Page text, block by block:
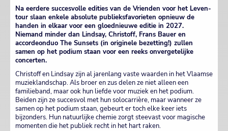
Na eerdere succesvolle edities van de Vrienden voor het Leven-
tour slaan enkele absolute publieksfavorieten opnieuw de
handen in elkaar voor een gloednieuwe editie in 2027.
Niemand minder dan Lindsay, Christoff, Frans Bauer en
accordeonduo The Sunsets (in originele bezetting!) zullen
samen op het podium staan voor een reeks onvergetelijke
concerten.
Christoff en Lindsay zijn al jarenlang vaste waarden in het Vlaamse
muzieklandschap. Als broer en zus delen ze niet alleen een
familieband, maar ook hun liefde voor muziek en het podium.
Beiden zijn ze succesvol met hun solocarrière, maar wanneer ze
samen op het podium staan, gebeurt er toch elke keer iets
bijzonders. Hun natuurlijke chemie zorgt steevast voor magische
momenten die het publiek recht in het hart raken.